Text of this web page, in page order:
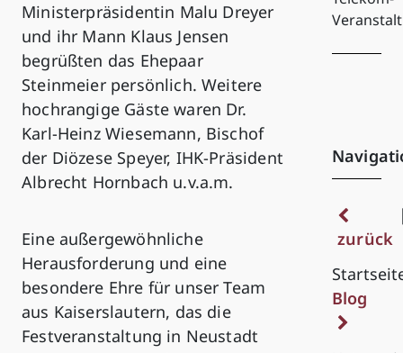
Ministerpräsidentin Malu Dreyer
und ihr Mann Klaus Jensen
begrüßten das Ehepaar
Steinmeier persönlich. Weitere
hochrangige Gäste waren Dr.
Karl-Heinz Wiesemann, Bischof
der Diözese Speyer, IHK-Präsident
Albrecht Hornbach u.v.a.m.
Eine außergewöhnliche
Herausforderung und eine
besondere Ehre für unser Team
aus Kaiserslautern, das die
Festveranstaltung in Neustadt
zurück
Blog